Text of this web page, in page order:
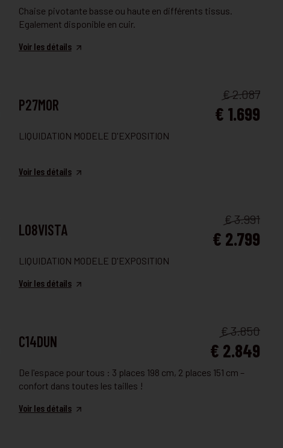
Chaise pivotante basse ou haute en différents tissus.
Egalement disponible en cuir.
Voir les détails
P27MOR
€ 2.087
€ 1.699
LIQUIDATION MODELE D'EXPOSITION
Voir les détails
L08VISTA
€ 3.991
€ 2.799
LIQUIDATION MODELE D'EXPOSITION
Voir les détails
C14DUN
€ 3.850
€ 2.849
De l'espace pour tous : 3 places 198 cm, 2 places 151 cm –
confort dans toutes les tailles !
Voir les détails